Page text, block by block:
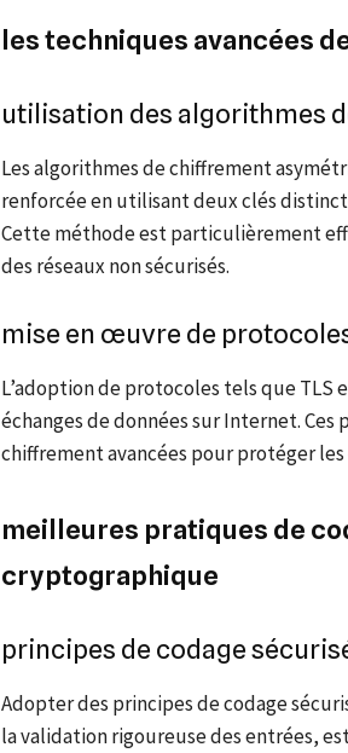
les techniques avancées
utilisation des algorithmes
Les algorithmes de chiffrement
renforcée en utilisant deux clés
Cette méthode est particulièrement
des réseaux non sécurisés.
mise en œuvre de
L’adoption de protocoles tels que TLS
échanges de données sur Internet.
chiffrement avancées pour protéger
meilleures pratiques de
cryptographique
principes de codage
Adopter des principes de codage
la validation rigoureuse des entrées,